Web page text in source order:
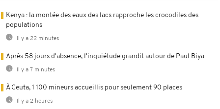
Kenya : la montée des eaux des lacs rapproche les crocodiles des
populations
Il y a 22 minutes
Après 58 jours d'absence, l'inquiétude grandit autour de Paul Biya
Il y a 7 minutes
À Ceuta, 1 100 mineurs accueillis pour seulement 90 places
Il y a 2 heures